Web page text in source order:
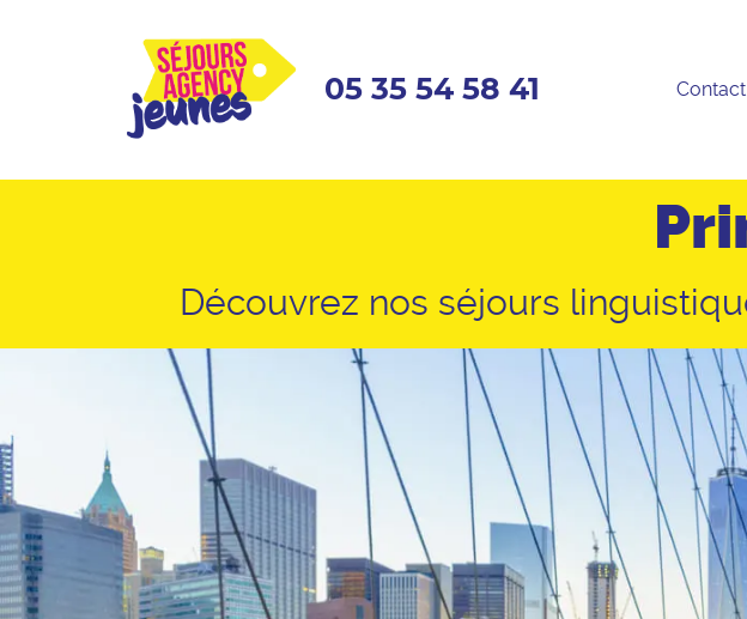
05 35 54 58 41 Contact
Découvrez nos séjours